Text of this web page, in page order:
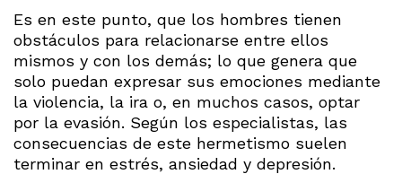
Es en este punto, que los hombres tienen
obstáculos para relacionarse entre ellos
mismos y con los demás; lo que genera que
solo puedan expresar sus emociones mediante
la violencia, la ira o, en muchos casos, optar
por la evasión. Según los especialistas, las
consecuencias de este hermetismo suelen
terminar en estrés, ansiedad y depresión.